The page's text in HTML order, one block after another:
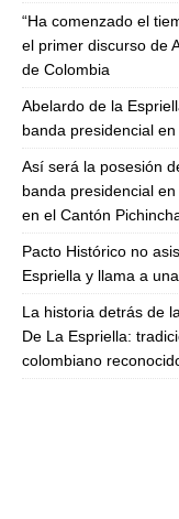
“Ha comenzado el
el primer discurso de
de Colombia
Abelardo de la
banda presidencial
Así será la posesión
banda presidencial
en el Cantón
Pacto Histórico no
Espriella y llama a
La historia detrás de
De La Espriella:
colombiano